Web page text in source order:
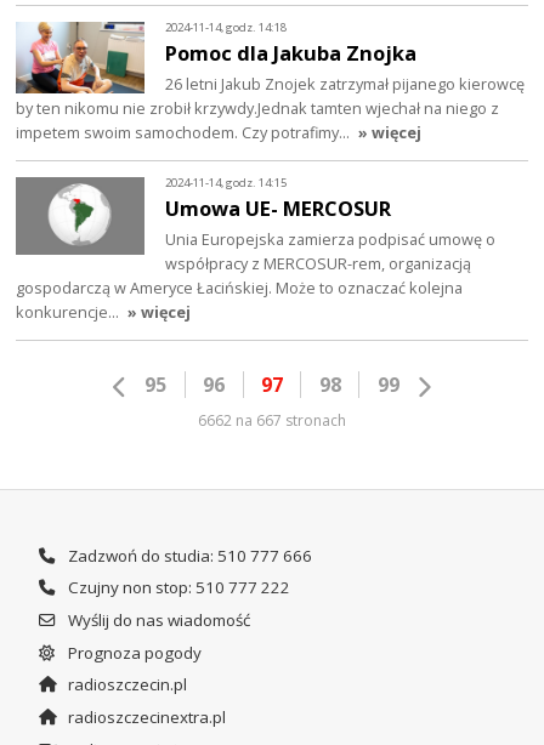
2024-11-14, godz. 14:18
Pomoc dla Jakuba Znojka
26 letni Jakub Znojek zatrzymał pijanego kierowcę
by ten nikomu nie zrobił krzywdy.Jednak tamten wjechał na niego z
impetem swoim samochodem. Czy potrafimy… » więcej
2024-11-14, godz. 14:15
Umowa UE- MERCOSUR
Unia Europejska zamierza podpisać umowę o
współpracy z MERCOSUR-rem, organizacją
gospodarczą w Ameryce Łacińskiej. Może to oznaczać kolejna
konkurencje… » więcej
95 96 97 98 99
6662 na 667 stronach
Zadzwoń do studia: 510 777 666
Czujny non stop: 510 777 222
Wyślij do nas wiadomość
Prognoza pogody
radioszczecin.pl
radioszczecinextra.pl